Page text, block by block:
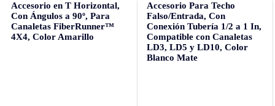
Accesorio en T Horizontal,
Con Ángulos a 90º, Para
Canaletas FiberRunner™
4X4, Color Amarillo
Accesorio Para Techo
Falso/Entrada, Con
Conexión Tubería 1/2 a 1 In,
Compatible con Canaletas
LD3, LD5 y LD10, Color
Blanco Mate